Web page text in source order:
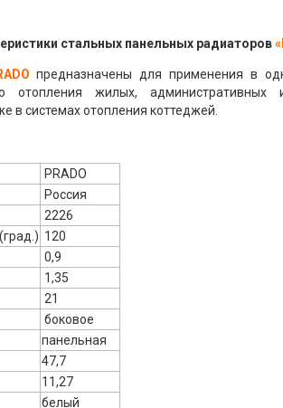
стальных панельных радиаторов
предназначены для применения в
отопления жилых,
в системах отопления коттеджей.
PRADO
Россия
2226
120
0,9
1,35
21
боковое
панельная
47,7
11,27
белый